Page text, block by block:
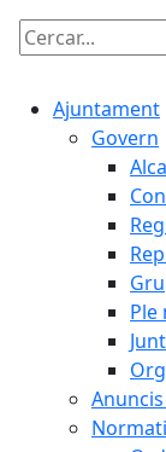
Cercar:
Ajuntament
Govern
Ple